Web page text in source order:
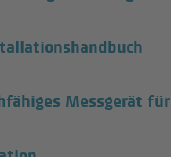
Messgerät für